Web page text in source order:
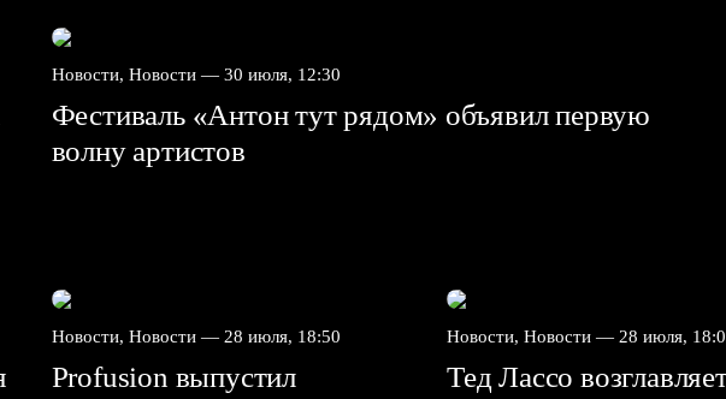
Новости, Новости — 30 июля, 12:30
Фестиваль «Антон тут рядом» объявил первую
волну артистов
Новости, Новости — 28 июля, 18:50
Profusion выпустил
Новости, Новости — 28 июля,
Тед Лассо